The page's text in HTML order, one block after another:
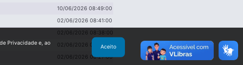
10/06/2026 08:49:00
02/06/2026 08:41:00
02/06/2026 08:38:00
02/06/2026 08:33:00
02/06/2026 08:27:00
Privacidade e, ao
Aceito